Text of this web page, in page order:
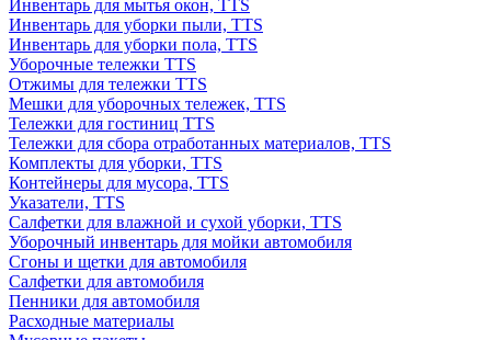
Инвентарь для мытья окон, TTS
Инвентарь для уборки пыли, TTS
Инвентарь для уборки пола, TTS
Уборочные тележки TTS
Отжимы для тележки TTS
Мешки для уборочных тележек, TTS
Тележки для гостиниц TTS
Тележки для сбора отработанных материалов, TTS
Комплекты для уборки, TTS
Контейнеры для мусора, TTS
Указатели, TTS
Салфетки для влажной и сухой уборки, TTS
Уборочный инвентарь для мойки автомобиля
Сгоны и щетки для автомобиля
Салфетки для автомобиля
Пенники для автомобиля
Расходные материалы